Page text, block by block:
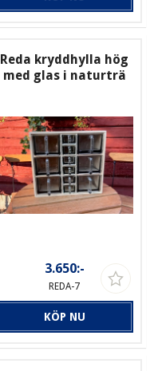
Reda kryddhylla hög
med glas i naturträ
3.650:-
REDA-7
KÖP NU